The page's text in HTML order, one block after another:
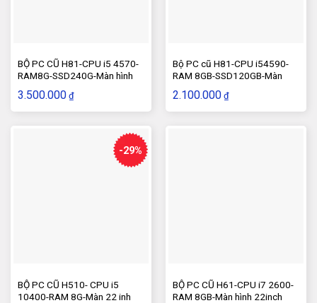
BỘ PC CŨ H81-CPU i5 4570-
RAM8G-SSD240G-Màn hình
20inch
3.500.000 ₫
Bộ PC cũ H81-CPU i54590-
RAM 8GB-SSD120GB-Màn
hình 22inch
2.100.000 ₫
-29%
BỘ PC CŨ H510- CPU i5
10400-RAM 8G-Màn 22 inh
BỘ PC CŨ H61-CPU i7 2600-
RAM 8GB-Màn hình 22inch